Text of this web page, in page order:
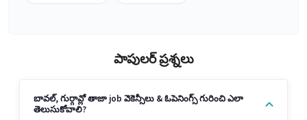
పాపులర్ ప్రశ్నలు
బావల్, గుర్గావ్లో తాజా job వెకెన్సీలు & ఓపెనింగ్స్ గురించి ఎలా
తెలుసుకోవాలి?